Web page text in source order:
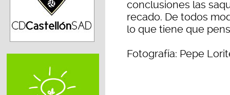
conclusiones las
recado. De todos
lo que tiene que
Fotografía: Pepe